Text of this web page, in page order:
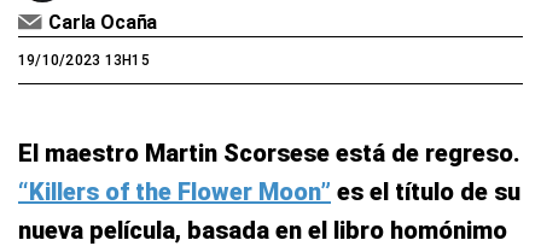
Carla Ocaña
19/10/2023 13H15
El maestro Martin Scorsese está de regreso.
“Killers of the Flower Moon” es el título de su
nueva película, basada en el libro homónimo